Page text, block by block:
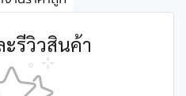
รีวิวสินค้า